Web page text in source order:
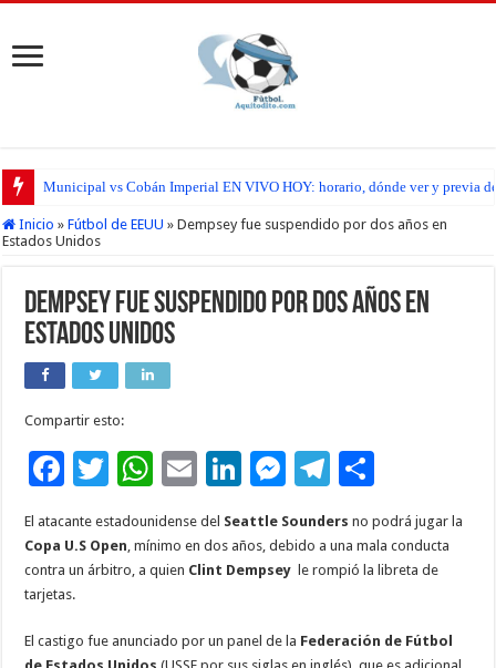
Municipal vs Cobán Imperial EN VIVO HOY: horario, dónde ver y previa
Inicio » Fútbol de EEUU » Dempsey fue suspendido por dos años en
Estados Unidos
Dempsey fue suspendido por dos años en
Estados Unidos
Compartir esto:
F
e
b
o
o
T
wi
tt
er
W
h
at
sA
p
E
m
ai
l
Li
k
e
n
M
se
n
er
T
e
gr
m
o
m
p
ti
El atacante estadounidense del Seattle Sounders no podrá jugar la
Copa U.S Open, mínimo en dos años, debido a una mala conducta
contra un árbitro, a quien Clint Dempsey le rompió la libreta de
tarjetas.
El castigo fue anunciado por un panel de la Federación de Fútbol